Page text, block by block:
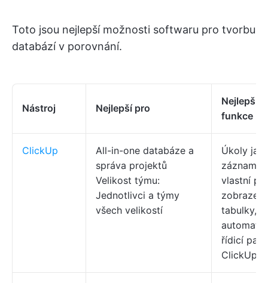
Toto jsou nejlepší možnosti softwaru pro tvorbu
databází v porovnání.
Nástroj Nejlepší pro
Nejlepší
funkce
ClickUp
All-in-one databáze a
správa projektů
Velikost týmu:
Jednotlivci a týmy
všech velikostí
Úkoly
záznamy,
vlastní
zobrazení
tabulky,
řídicí
ClickUp